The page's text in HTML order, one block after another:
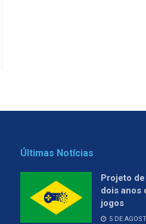
Últimas Notícias
Projeto
dois anos
jogos
5 DE